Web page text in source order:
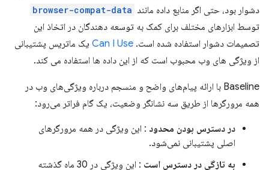
دشوار بود، حتی اگر منابع داده مانند browser-compat-data
توسط ابزارهای مختلف برای کمک به توسعه دهندگان در اتخاذ این
تصمیمات دشوار استفاده شده است. Can I Use یک ماتریس پشتیبانی
از ویژگی های وب محبوب است که از این داده ها استفاده می کند.
Baseline با ارائه پیام‌های واضح و منسجم درباره ویژگی‌های وب در
همه مرورگرها از طریق سه نشانگر وضعیت، یک گام فراتر می‌رود:
در دسترس بودن محدود : این ویژگی در همه مرورگرهای
اصلی پشتیبانی نمی‌شود.
به تازگی در دسترس است
: این ویژگی در 30 ماه گذشته